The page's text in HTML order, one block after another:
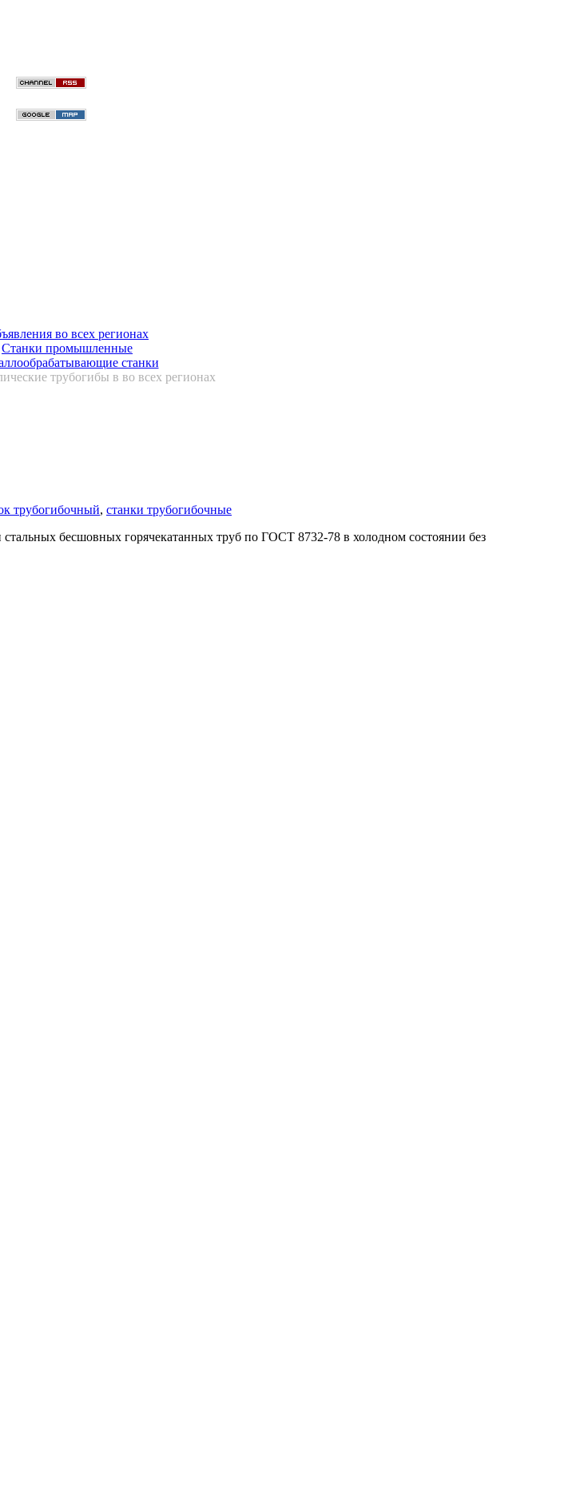
во всех регионах
Станки промышленные
станки
трубогибы в во всех регионах
трубогибочный, станки трубогибочные
бесшовных горячекатанных труб по ГОСТ 8732-78 в холодном состоянии без